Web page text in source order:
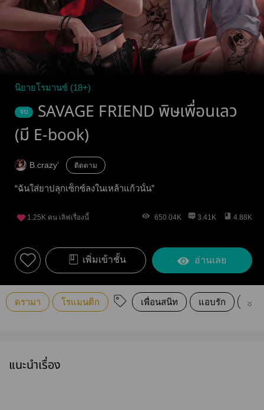
นิยายโรมานซ์ (18+)
จบ
SAVAGE FRIEND พิษเพื่อนเลว
(มี E-book)
B.crazy’ ติดตาม
“ฉันใส่ยาปลุกเซ็กซ์ลงในเหล้าแก้วนั้น”
1.25K คน เลิฟเรื่องนี้ 650.04K 3.41K 4.88K
เพิ่มเข้าชั้น อ่านเลย
ดรามา โรแมนติก เพื่อนสนิท แอบรัก ตบ
แนะนำเรื่อง